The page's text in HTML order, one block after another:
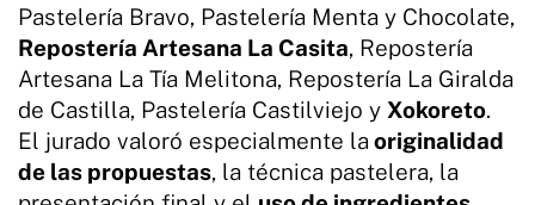
Pastelería Bravo, Pastelería Menta y Chocolate,
Repostería Artesana La Casita, Repostería
Artesana La Tía Melitona, Repostería La Giralda
de Castilla, Pastelería Castilviejo y Xokoreto.
El jurado valoró especialmente la originalidad
de las propuestas, la técnica pastelera, la